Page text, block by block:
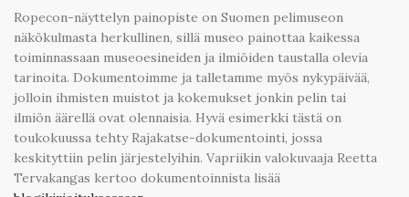
Ropecon-näyttelyn painopiste on Suomen pelimuseon
näkökulmasta herkullinen, sillä museo painottaa kaikessa
toiminnassaan museoesineiden ja ilmiöiden taustalla olevia
tarinoita. Dokumentoimme ja talletamme myös nykypäivää,
jolloin ihmisten muistot ja kokemukset jonkin pelin tai
ilmiön äärellä ovat olennaisia. Hyvä esimerkki tästä on
toukokuussa tehty Rajakatse-dokumentointi, jossa
keskityttiin pelin järjestelyihin. Vapriikin valokuvaaja Reetta
Tervakangas kertoo dokumentoinnista lisää